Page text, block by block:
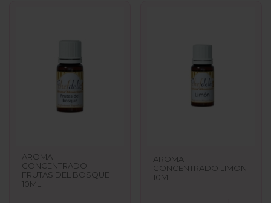
AROMA
CONCENTRADO
FRUTAS DEL BOSQUE
10ML
AROMA
CONCENTRADO LIMON
10ML